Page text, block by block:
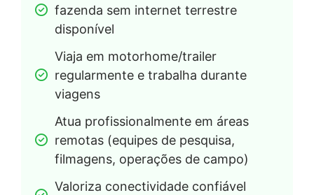
fazenda sem internet terrestre
disponível
Viaja em motorhome/trailer
regularmente e trabalha durante
viagens
Atua profissionalmente em áreas
remotas (equipes de pesquisa,
filmagens, operações de campo)
Valoriza conectividade confiável